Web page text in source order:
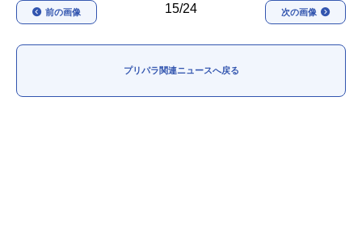
15/24
前の画像 次の画像
プリパラ関連ニュースへ戻る